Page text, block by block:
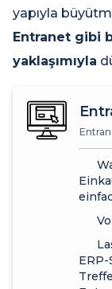
yapıyla
Entranet gibi
yaklaşımıyla